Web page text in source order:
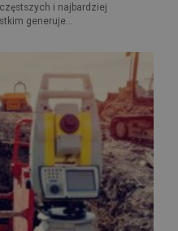
i najbardziej
generuje...